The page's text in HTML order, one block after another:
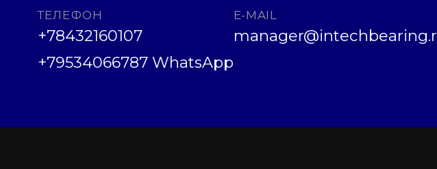
ТЕЛЕФОН
+78432160107
+79534066787 WhatsApp
E-MAIL